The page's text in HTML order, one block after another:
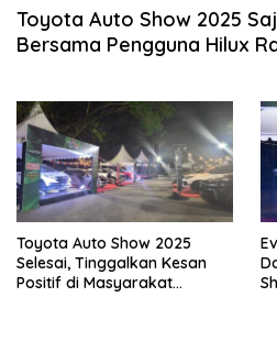
Toyota Auto Show 2025
Bersama Pengguna Hilux
Toyota Auto Show 2025
Selesai, Tinggalkan Kesan
Positif di Masyarakat